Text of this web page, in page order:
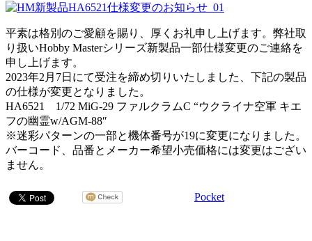
平素は格別のご愛顧を賜り、厚くお礼申し上げます。弊社取
り扱いHobby Masterシリーズ新製品一部仕様変更のご連絡を
申し上げます。
2023年2月7日にて受注を締め切りいたしました、下記の製品
の仕様が変更となりました。
HA6521 1/72 MiG-29 ファルクラムC “ウクライナ空軍 キエ
フの幽霊w/AGM-88″
※迷彩パターンの一部と機体番号が19に変更になりました。
バーコード、品番とメーカー希望小売価格には変更はござい
ません。
Pocket